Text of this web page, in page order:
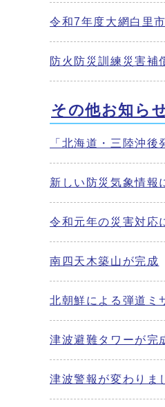
令和7年度大網白里
防火防災訓練災害補
その他お知ら
「北海道・三陸沖
新しい防災気象情報
令和元年の災害対応
南四天木築山が完成
北朝鮮による弾道ミ
津波避難タワーが完
津波警報が変わりま